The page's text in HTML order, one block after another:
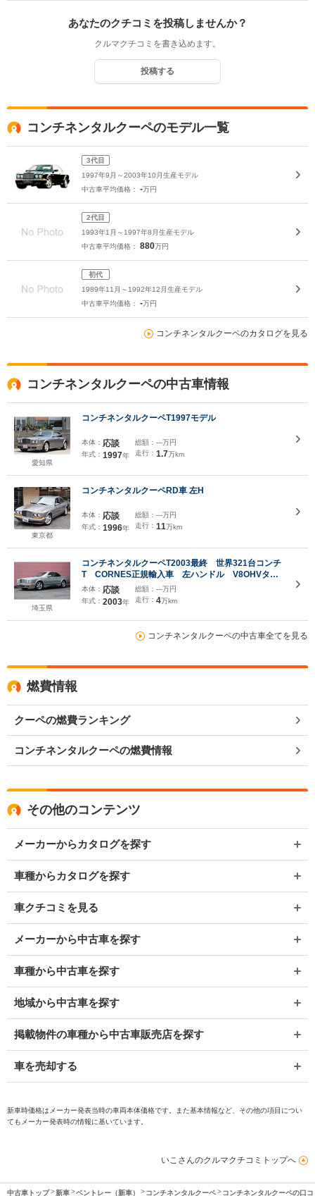
あなたのクチコミを投稿しませんか？
クルマクチコミを書き込めます。
投稿する
コンチネンタルクーペのモデル一覧
3代目
1997年9月～2003年10月生産モデル
中古車平均価格： -万円
2代目
1993年1月～1997年8月生産モデル
中古車平均価格： 880万円
初代
1989年11月～1992年12月生産モデル
中古車平均価格： -万円
コンチネンタルクーペのカタログを見る
コンチネンタルクーペの中古車情報
愛知県
コンチネンタルクーペT1997モデル
本体： 応談
年式： 1997年
総額： ---万円
走行： 1.7万km
東京都
コンチネンタルクーペRD車 左H
本体： 応談
年式： 1996年
総額： ---万円
走行： 11万km
埼玉県
コンチネンタルクーペT2003最終 世界321台コンチ
T CORNES正規輸入車 左ハンドル V8OHVター
ボ6.75L 記録簿付属 ワイドボディ 18AW マト
リックスグリル コノリーレザーシート センター7
連メーター HDDナビ 地デジ バックカメラ
本体： 応談
年式： 2003年
総額： ---万円
走行： 4万km
コンチネンタルクーペの中古車全てを見る
燃費情報
クーペの燃費ランキング
コンチネンタルクーペの燃費情報
その他のコンテンツ
メーカーからカタログを探す
車種からカタログを探す
車クチコミを見る
メーカーから中古車を探す
車種から中古車を探す
地域から中古車を探す
掲載物件の車種から中古車販売店を探す
車を売却する
新車時価格はメーカー発表当時の車両本体価格です。また基本情報など、その他の項目につい
てもメーカー発表時の情報に基いています。
いこさんのクルマクチコミトップへ
中古車トップ 新車 ベントレー（新車） コンチネンタルクーペ コンチネンタルクーペの口